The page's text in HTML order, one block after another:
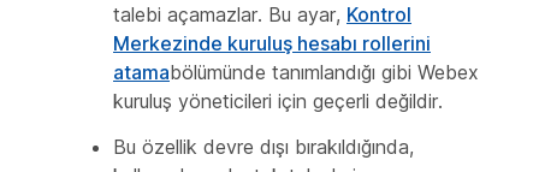
talebi açamazlar. Bu ayar, Kontrol
Merkezinde kuruluş hesabı rollerini
atamabölümünde tanımlandığı gibi Webex
kuruluş yöneticileri için geçerli değildir.
Bu özellik devre dışı bırakıldığında,